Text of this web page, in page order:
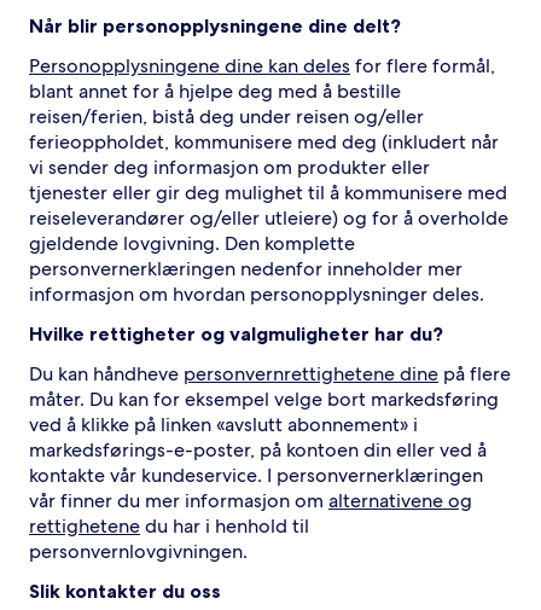
Når blir personopplysningene dine delt?
Personopplysningene dine kan deles for flere formål,
blant annet for å hjelpe deg med å bestille
reisen/ferien, bistå deg under reisen og/eller
ferieoppholdet, kommunisere med deg (inkludert når
vi sender deg informasjon om produkter eller
tjenester eller gir deg mulighet til å kommunisere med
reiseleverandører og/eller utleiere) og for å overholde
gjeldende lovgivning. Den komplette
personvernerklæringen nedenfor inneholder mer
informasjon om hvordan personopplysninger deles.
Hvilke rettigheter og valgmuligheter har du?
Du kan håndheve personvernrettighetene dine på flere
måter. Du kan for eksempel velge bort markedsføring
ved å klikke på linken «avslutt abonnement» i
markedsførings-e-poster, på kontoen din eller ved å
kontakte vår kundeservice. I personvernerklæringen
vår finner du mer informasjon om alternativene og
rettighetenedu har i henhold til
personvernlovgivningen.
Slik kontakter du oss